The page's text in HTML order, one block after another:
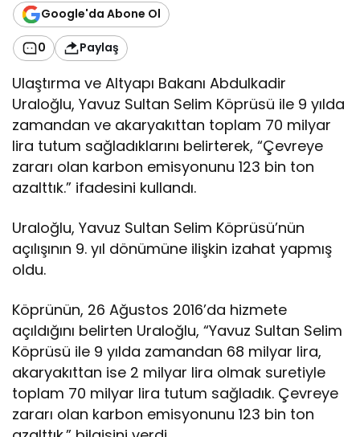
Google'da Abone Ol
0 Paylaş
Ulaştırma ve Altyapı Bakanı Abdulkadir
Uraloğlu, Yavuz Sultan Selim Köprüsü ile 9 yılda
zamandan ve akaryakıttan toplam 70 milyar
lira tutum sağladıklarını belirterek, “Çevreye
zararı olan karbon emisyonunu 123 bin ton
azalttık.” ifadesini kullandı.
Uraloğlu, Yavuz Sultan Selim Köprüsü’nün
açılışının 9. yıl dönümüne ilişkin izahat yapmış
oldu.
Köprünün, 26 Ağustos 2016’da hizmete
açıldığını belirten Uraloğlu, “Yavuz Sultan Selim
Köprüsü ile 9 yılda zamandan 68 milyar lira,
akaryakıttan ise 2 milyar lira olmak suretiyle
toplam 70 milyar lira tutum sağladık. Çevreye
zararı olan karbon emisyonunu 123 bin ton